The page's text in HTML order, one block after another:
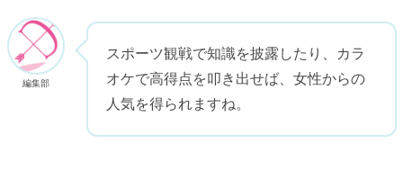
編集部
スポーツ観戦で知識を披露したり、カラ
オケで高得点を叩き出せば、女性からの
人気を得られますね。